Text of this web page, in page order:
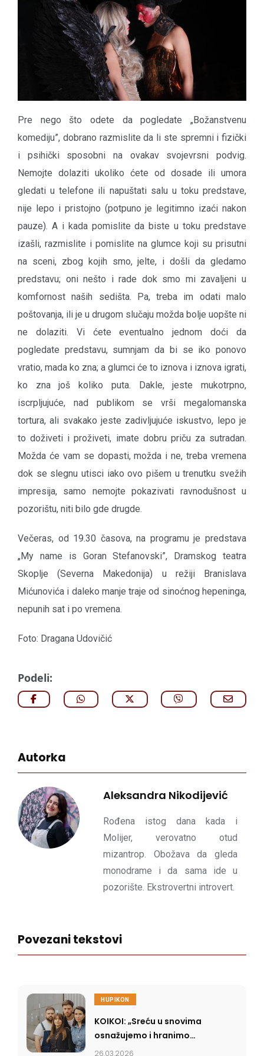
Pre nego što odete da pogledate „Božanstvenu
komediju”, dobrano razmislite da li ste spremni i fizički
i psihički sposobni na ovakav svojevrsni podvig.
Nemojte dolaziti ukoliko ćete od dosade ili umora
gledati u telefone ili napuštati salu u toku predstave,
nije lepo i pristojno (potpuno je legitimno izaći nakon
pauze). A i kada pomislite da biste u toku predstave
izašli, razmislite i pomislite na glumce koji su prisutni
na sceni, zbog kojih smo, jelte, i došli da gledamo
predstavu; oni nešto i rade dok smo mi zavaljeni u
komfornost naših sedišta. Pa, treba im odati malo
poštovanja, ili je u drugom slučaju možda bolje uopšte ni
ne dolaziti. Vi ćete eventualno jednom doći da
pogledate predstavu, sumnjam da bi se iko ponovo
vratio, mada ko zna; a glumci će to iznova i iznova igrati,
ko zna još koliko puta. Dakle, jeste mukotrpno,
iscrpljujuće, nad publikom se vrši megalomanska
tortura, ali svakako jeste zadivljujuće iskustvo, lepo je
to doživeti i proživeti, imate dobru priču za sutradan.
Možda će vam se dopasti, možda i ne, treba vremena
dok se slegnu utisci iako ovo pišem u trenutku svežih
impresija, samo nemojte pokazivati ravnodušnost u
pozorištu, niti bilo gde drugde.
Večeras, od 19.30 časova, na programu je predstava
„My name is Goran Stefanovski”, Dramskog teatra
Skoplje (Severna Makedonija) u režiji Branislava
Mićunovića i daleko manje traje od sinoćnog hepeninga,
nepunih sat i po vremena.
Foto: Dragana Udovičić
Podeli:
Autorka
Aleksandra Nikodijević
Rođena istog dana kada i
Molijer, verovatno otud
mizantrop. Obožava da gleda
monodrame i da sama ide u
pozorište. Ekstrovertni introvert.
Povezani tekstovi
HUPIKON
KOIKOI: „Sreću u snovima
osnažujemo i hranimo
kako bi izašla jača i
26.03.2026